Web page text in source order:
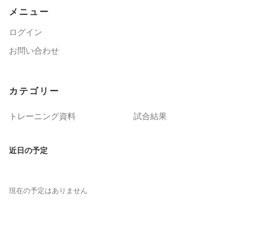
メニュー
ログイン
お問い合わせ
カテゴリー
トレーニング資料 試合結果
近日の予定
現在の予定はありません